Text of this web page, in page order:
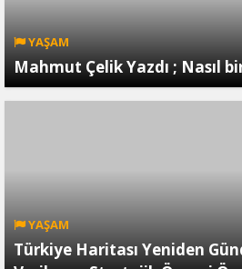
YAŞAM
Mahmut Çelik Yazdı ; Nasıl
YAŞAM
Türkiye Haritası Yeniden